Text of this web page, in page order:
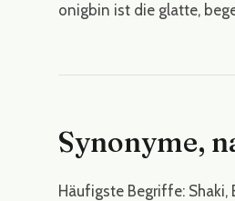
onigbin ist die glatte,
Synonyme,
Häufigste Begriffe: